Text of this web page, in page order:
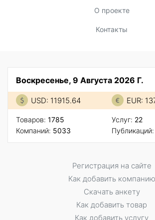
О проекте
Контакты
Воскресенье, 9 Августа 2026 Г.
USD: 11915.64 EUR:
Товаров: 1785
Компаний: 5033
Услуг: 22
Публикаций:
Регистрация на сайте
Как добавить компанию
Скачать анкету
Как добавить товар
Как добавить услугу